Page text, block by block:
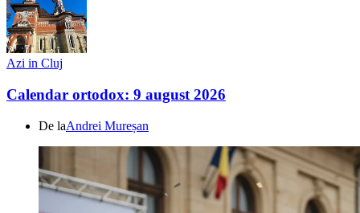
Azi in Cluj
Calendar ortodox: 9 august 2026
De laAndrei Mureșan